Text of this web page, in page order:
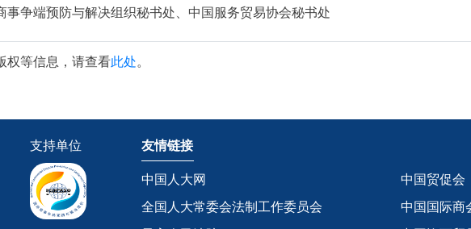
事争端预防与解决组织秘书处、中国服务贸易协会秘书处
权等信息，请查看此处。
支持单位 友情链接
中国人大网
全国人大常委会法制工作委员会
中国贸促会
中国国际商